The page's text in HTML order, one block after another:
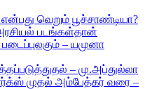
வெறும் பூச்சாண்டியா?
படங்கள்தான்
– யமுனா
– மு.அப்துல்லா
முதல் அம்பேத்கர் வரை –